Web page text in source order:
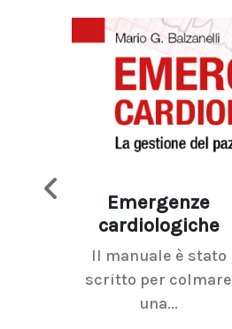
Emergenze
cardiologiche
Il manuale è stato
scritto per colmare
una...